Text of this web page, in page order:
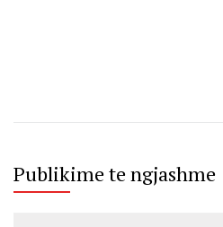
Publikime te ngjashme